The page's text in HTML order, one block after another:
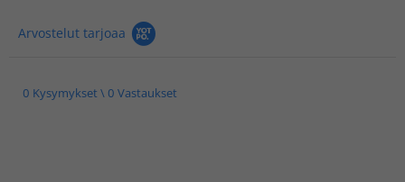
Arvostelut tarjoaa
0 Kysymykset \ 0 Vastaukset